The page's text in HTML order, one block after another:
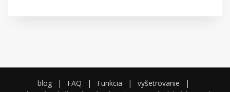
blog | FAQ | Funkcia | vyšetrovanie
|